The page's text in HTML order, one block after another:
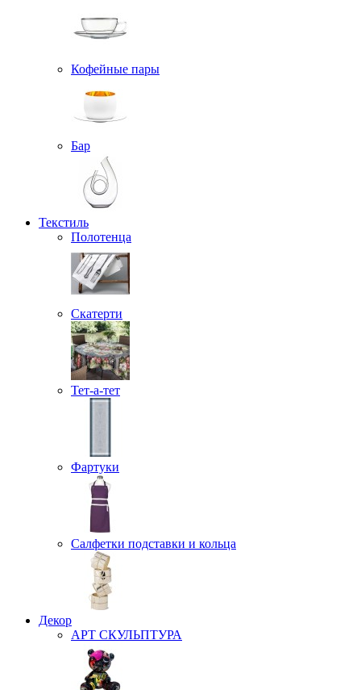
Кофейные пары
Бар
Текстиль
Полотенца
Скатерти
Тет-а-тет
Фартуки
Салфетки подставки и кольца
Декор
АРТ СКУЛЬПТУРА